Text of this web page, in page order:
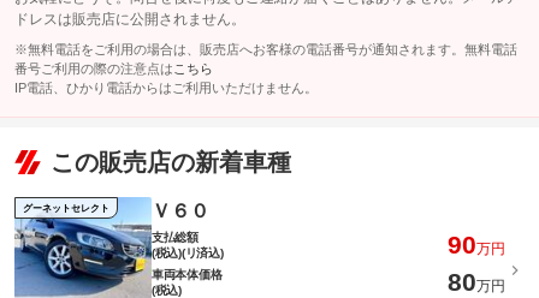
ドレスは販売店に公開されません。
※無料電話をご利用の場合は、販売店へお客様の電話番号が通知されます。無料電話
番号ご利用の際の注意点は こちら
IP電話、ひかり電話からはご利用いただけません。
この販売店の新着車種
グーネットセレクト Ｖ６０
支払総額
(税込)(リ済込)
90万円
車両本体価格
(税込)
80万円